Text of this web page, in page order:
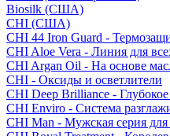
Biosilk (США)
CHI (США)
CHI 44 Iron Guard -
CHI Aloe Vera - Линия для
CHI Argan Oil - На основе
CHI - Оксиды и осветлители
CHI Deep Brilliance -
CHI Enviro - Система
CHI Man - Мужская серия